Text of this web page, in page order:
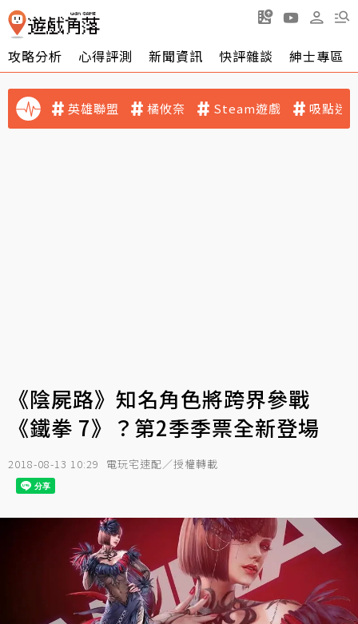
攻略分析 心得評測 新聞資訊 快評雜談 紳士專區
英雄聯盟 橘攸奈 Steam遊戲 吸點迷
《陰屍路》知名角色將跨界參戰
《鐵拳 7》？第2季季票全新登場
2018-08-13 10:29 電玩宅速配／授權轉載